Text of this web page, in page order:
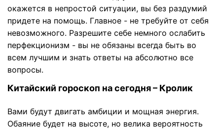
окажется в непростой ситуации, вы без раздумий
придете на помощь. Главное - не требуйте от себя
невозможного. Разрешите себе немного ослабить
перфекционизм - вы не обязаны всегда быть во
всем лучшим и знать ответы на абсолютно все
вопросы.
Китайский гороскоп на сегодня – Кролик
Вами будут двигать амбиции и мощная энергия.
Обаяние будет на высоте, но велика вероятность